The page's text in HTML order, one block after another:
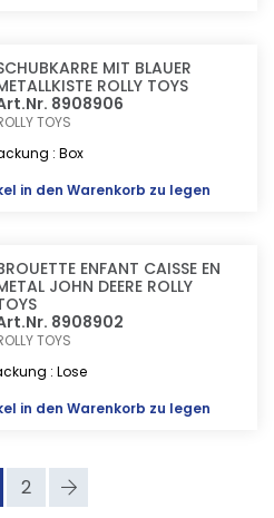
MIT BLAUER
ROLLY TOYS
8908906
TOYS
: Box
in den Warenkorb zu legen
ENFANT CAISSE EN
JOHN DEERE ROLLY
8908902
TOYS
: Lose
in den Warenkorb zu legen
2